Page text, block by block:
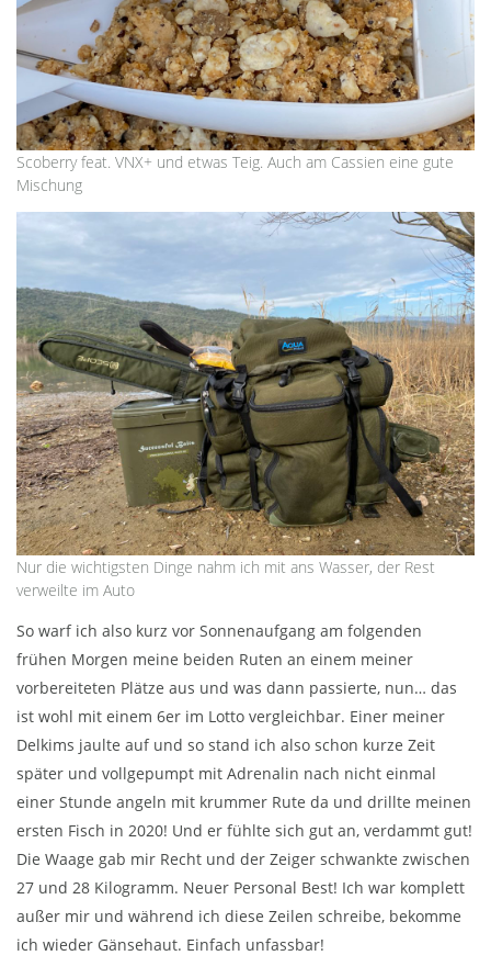
Scoberry feat. VNX+ und etwas Teig. Auch am Cassien eine gute
Mischung
Nur die wichtigsten Dinge nahm ich mit ans Wasser, der Rest
verweilte im Auto
So warf ich also kurz vor Sonnenaufgang am folgenden
frühen Morgen meine beiden Ruten an einem meiner
vorbereiteten Plätze aus und was dann passierte, nun… das
ist wohl mit einem 6er im Lotto vergleichbar. Einer meiner
Delkims jaulte auf und so stand ich also schon kurze Zeit
später und vollgepumpt mit Adrenalin nach nicht einmal
einer Stunde angeln mit krummer Rute da und drillte meinen
ersten Fisch in 2020! Und er fühlte sich gut an, verdammt gut!
Die Waage gab mir Recht und der Zeiger schwankte zwischen
27 und 28 Kilogramm. Neuer Personal Best! Ich war komplett
außer mir und während ich diese Zeilen schreibe, bekomme
ich wieder Gänsehaut. Einfach unfassbar!